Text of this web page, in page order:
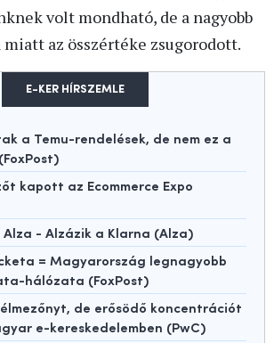
volt mondható, de a nagyobb
az összértéke zsugorodott.
E-KER HÍRSZEMLE
a Temu-rendelések, de nem ez a
kapott az Ecommerce Expo
Alza - Alzázik a Klarna (Alza)
= Magyarország legnagyobb
hálózata (FoxPost)
de erősödő koncentrációt
e-kereskedelemben (PwC)